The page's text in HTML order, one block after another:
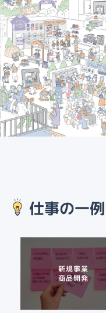
仕事の一例
新規事業
商品開発